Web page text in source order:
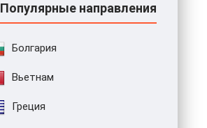
Популярные направления
Болгария
Вьетнам
Греция